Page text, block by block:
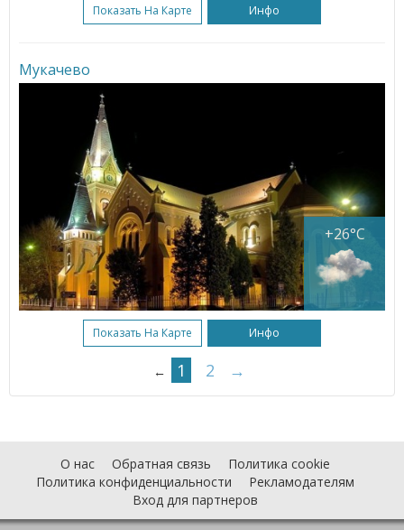
Показать На Карте Инфо
Мукачево
+26°C
Показать На Карте Инфо
← 1 2 →
О нас Обратная связь
Политика cookie
Политика конфиденциальности
Рекламодателям
Вход для партнеров